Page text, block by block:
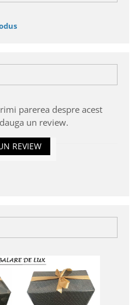
parerea despre acest
un review.
REVIEW